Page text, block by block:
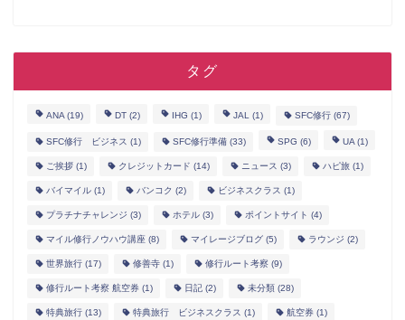
タグ
ANA(19) DT (2) IHG (1) JAL (1) SFC修行 (67)
SFC修行 ビジネス (1) SFC修行準備 (33) SPG (6) UA(1)
ご挨拶 (1) クレジットカード (14) ニュース (3) ハピ旅 (1)
バイマイル (1) バンコク (2) ビジネスクラス (1)
プラチナチャレンジ (3) ホテル (3) ポイントサイト (4)
マイル修行ノウハウ講座 (8) マイレージブログ (5) ラウンジ (2)
世界旅行 (17) 修善寺 (1) 修行ルート考察 (9)
修行ルート考察 航空券 (1) 日記 (2) 未分類 (28)
特典旅行 (13) 特典旅行 ビジネスクラス (1) 航空券 (1)